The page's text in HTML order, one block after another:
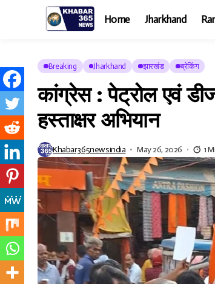
Home Jharkhand
Breaking Jharkhand झारखंड ब्रेकिंग
कांग्रेस : पेट्रोल एवं
हस्ताक्षर अभियान
Khabar365newsindia May 26, 2026 1